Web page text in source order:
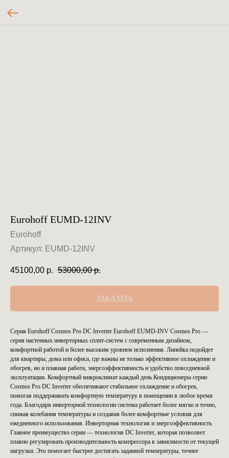
Eurohoff EUMD-12INV
Eurohoff
Артикул: EUMD-12INV
45100,00 р. 53000,00 р.
ЗАКАЗАТЬ
Серия Eurohoff Cosmos Pro DC Inverter Eurohoff EUMD-INV Cosmos Pro —
серия настенных инверторных сплит-систем с современным дизайном,
комфортной работой и более высоким уровнем исполнения. Линейка подойдет
для квартиры, дома или офиса, где важны не только эффективное охлаждение и
обогрев, но и плавная работа, энергоэффективность и удобство повседневной
эксплуатации. Комфортный микроклимат каждый день Кондиционеры серии
Cosmos Pro DC Inverter обеспечивают стабильное охлаждение и обогрев,
помогая поддерживать комфортную температуру в помещении в любое время
года. Благодаря инверторной технологии система работает более мягко и точно,
снижая колебания температуры и создавая более комфортные условия для
ежедневного использования. Инверторная технология и энергоэффективность
Главное преимущество серии — технология DC Inverter, которая позволяет
плавно регулировать производительность компрессора в зависимости от текущей
нагрузки. Это помогает быстрее достигать заданной температуры, точнее